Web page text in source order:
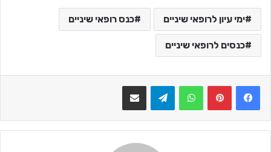
ימי עיון לרופאי שיניים כנס רופאי שיניים
כנסים לרופאי שיניים
WhatsApp
Telegram